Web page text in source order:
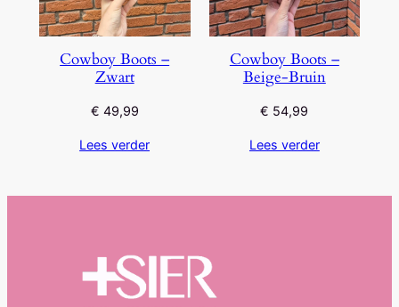
Cowboy Boots –
Zwart
€ 49,99
Lees verder
Cowboy Boots –
Beige-Bruin
€ 54,99
Lees verder